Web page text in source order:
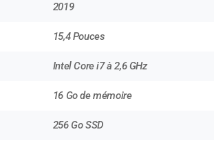
2019
15,4 Pouces
Intel Core i7 à 2,6 GHz
16 Go de mémoire
256 Go SSD